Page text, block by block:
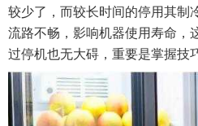
较少了，而较长时间的停用其制
流路不畅，影响机器使用寿命，
过停机也无大碍，重要是掌握技巧